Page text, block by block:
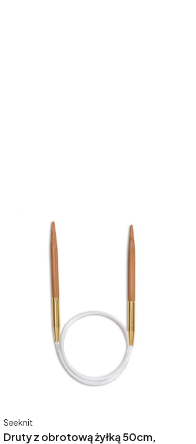
Druty z obrotową żyłką 50cm,
Producent
Seeknit